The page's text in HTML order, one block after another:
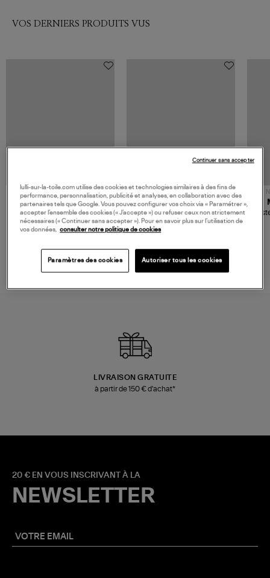
VOS DERNIERS PRODUITS VUS
480,00 €
JEROME DREYFUSS
Sac Bobi S Cuir Lamé
Champagne
NOUVELLE COLLECTION
189,00 €
TORAL
Mocassins Killian Sport
Mousse
LIVRAISON GRATUITE
à partir de 150 € d'achat*
20 € EN VOUS INSCRIVANT À LA
NEWSLETTER
lulli-sur-la-toile.com utilise des cookies et technologies similaires à des fins de
performance, personnalisation, publicité et analyses, en collaboration avec des
partenaires tels que Google. Vous pouvez configurer vos choix via « Paramétrer »,
accepter l’ensemble des cookies (« J’accepte ») ou refuser ceux non strictement
nécessaires (« Continuer sans accepter »). Pour en savoir plus sur l’utilisation de
vos données,
consulter notre politique de cookies
Paramètres des cookies Autoriser tous les cookies
Continuer sans accepter